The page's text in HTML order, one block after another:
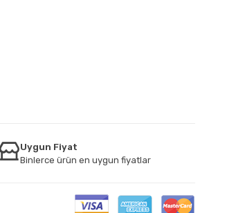
Uygun Fiyat
Binlerce ürün en uygun fiyatlar